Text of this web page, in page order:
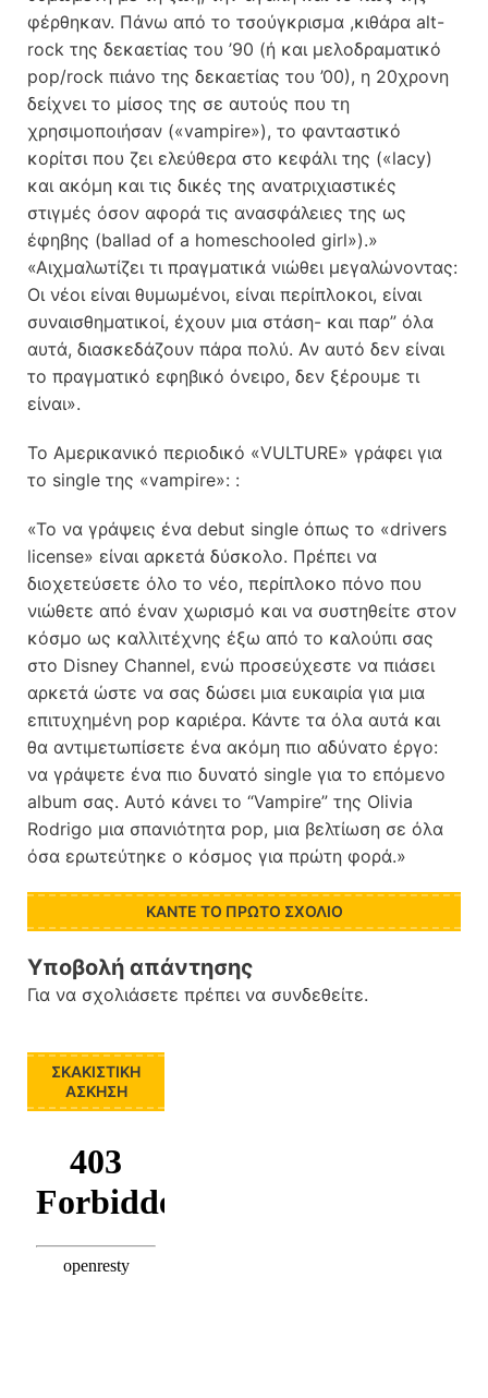
φέρθηκαν. Πάνω από το τσούγκρισμα ,κιθάρα alt-
rock της δεκαετίας του ’90 (ή και μελοδραματικό
pop/rock πιάνο της δεκαετίας του ’00), η 20χρονη
δείχνει το μίσος της σε αυτούς που τη
χρησιμοποιήσαν («vampire»), το φανταστικό
κορίτσι που ζει ελεύθερα στο κεφάλι της («lacy)
και ακόμη και τις δικές της ανατριχιαστικές
στιγμές όσον αφορά τις ανασφάλειες της ως
έφηβης (ballad of a homeschooled girl»).»
«Αιχμαλωτίζει τι πραγματικά νιώθει μεγαλώνοντας:
Οι νέοι είναι θυμωμένοι, είναι περίπλοκοι, είναι
συναισθηματικοί, έχουν μια στάση- και παρ” όλα
αυτά, διασκεδάζουν πάρα πολύ. Αν αυτό δεν είναι
το πραγματικό εφηβικό όνειρο, δεν ξέρουμε τι
είναι».
Το Αμερικανικό περιοδικό «VULTURE» γράφει για
το single της «vampire»: :
«Το να γράψεις ένα debut single όπως το «drivers
license» είναι αρκετά δύσκολο. Πρέπει να
διοχετεύσετε όλο το νέο, περίπλοκο πόνο που
νιώθετε από έναν χωρισμό και να συστηθείτε στον
κόσμο ως καλλιτέχνης έξω από το καλούπι σας
στο Disney Channel, ενώ προσεύχεστε να πιάσει
αρκετά ώστε να σας δώσει μια ευκαιρία για μια
επιτυχημένη pop καριέρα. Κάντε τα όλα αυτά και
θα αντιμετωπίσετε ένα ακόμη πιο αδύνατο έργο:
να γράψετε ένα πιο δυνατό single για το επόμενο
album σας. Αυτό κάνει το “Vampire” της Olivia
Rodrigo μια σπανιότητα pop, μια βελτίωση σε όλα
όσα ερωτεύτηκε ο κόσμος για πρώτη φορά.»
ΚΆΝΤΕ ΤΟ ΠΡΏΤΟ ΣΧΌΛΙΟ
Υποβολή απάντησης
Για να σχολιάσετε πρέπει να συνδεθείτε.
ΣΚΑΚΙΣΤΙΚΉ
ΆΣΚΗΣΗ